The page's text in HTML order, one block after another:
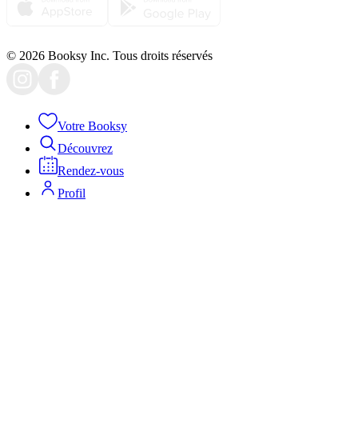
© 2026 Booksy Inc. Tous droits réservés
Votre Booksy
Découvrez
Rendez-vous
Profil